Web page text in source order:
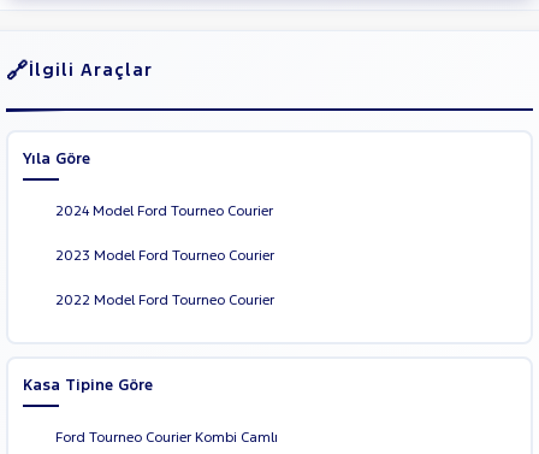
İlgili Araçlar
Yıla Göre
2024 Model Ford Tourneo Courier
2023 Model Ford Tourneo Courier
2022 Model Ford Tourneo Courier
Kasa Tipine Göre
Ford Tourneo Courier Kombi Camlı